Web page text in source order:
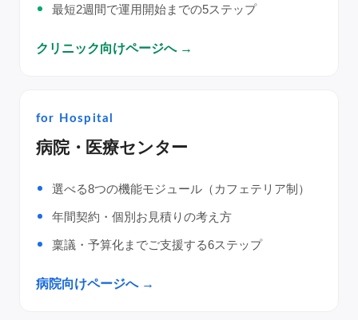
最短2週間で運用開始までの5ステップ
クリニック向けページへ →
for Hospital
病院・医療センター
選べる8つの機能モジュール（カフェテリア制）
年間契約・個別お見積りの考え方
稟議・予算化までご支援する6ステップ
病院向けページへ →